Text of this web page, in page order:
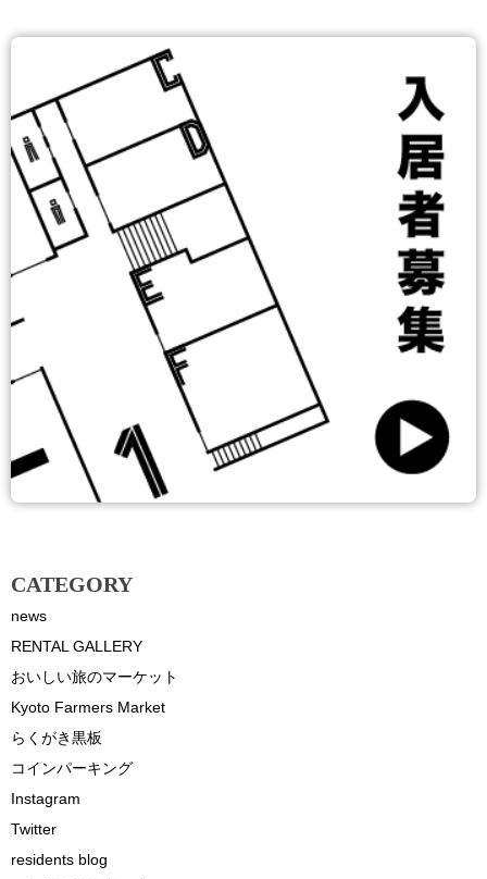
CATEGORY
news
RENTAL GALLERY
おいしい旅のマーケット
Kyoto Farmers Market
らくがき黒板
コインパーキング
Instagram
Twitter
residents blog